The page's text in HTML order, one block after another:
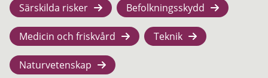
Särskilda risker Befolkningsskydd
Medicin och friskvård Teknik
Naturvetenskap